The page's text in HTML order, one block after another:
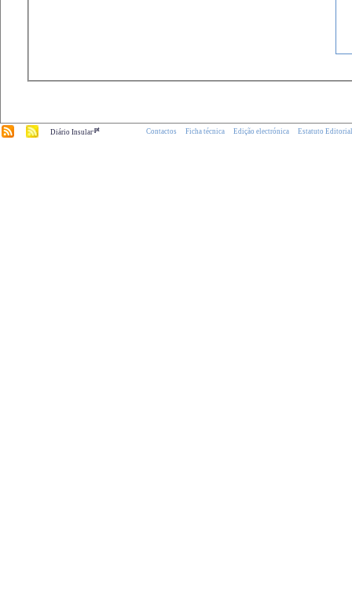
Diário Insular.pt Contactos Ficha técnica Edição electrónica Estatuto Editorial